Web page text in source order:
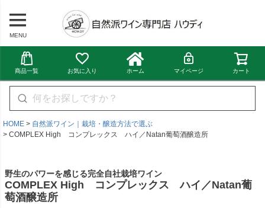
MENU
商品一覧 お気に入り ホーム マイページ カート
HOME
自然派ワイン｜栽培・醸造方法で選ぶ
COMPLEX High コンプレックス ハイ／Natan葡萄酒醸造所
野生のパワーを感じる完全自社栽培ワイン
COMPLEX High コンプレックス ハイ／Natan葡
萄酒醸造所